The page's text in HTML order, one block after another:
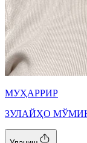
МУҲАРРИР
ЗУЛАЙҲО